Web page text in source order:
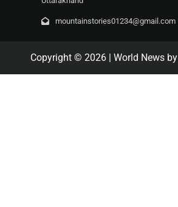
mountainstories01234@gmail.com
Copyright © 2026 | World News by